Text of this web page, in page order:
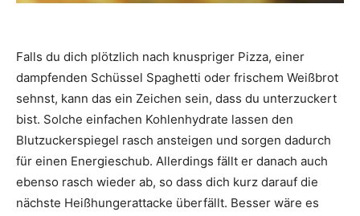
Falls du dich plötzlich nach knuspriger Pizza, einer
dampfenden Schüssel Spaghetti oder frischem Weißbrot
sehnst, kann das ein Zeichen sein, dass du unterzuckert
bist. Solche einfachen Kohlenhydrate lassen den
Blutzuckerspiegel rasch ansteigen und sorgen dadurch
für einen Energieschub. Allerdings fällt er danach auch
ebenso rasch wieder ab, so dass dich kurz darauf die
nächste Heißhungerattacke überfällt. Besser wäre es